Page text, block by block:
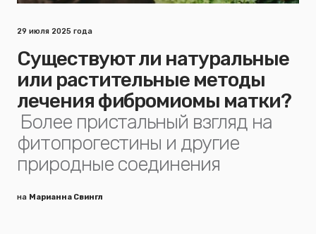
29 июля 2025 года
Существуют ли натуральные
или растительные методы
лечения фибромиомы матки?
Более пристальный взгляд на
фитопрогестины и другие
природные соединения
на Марианна Свингл